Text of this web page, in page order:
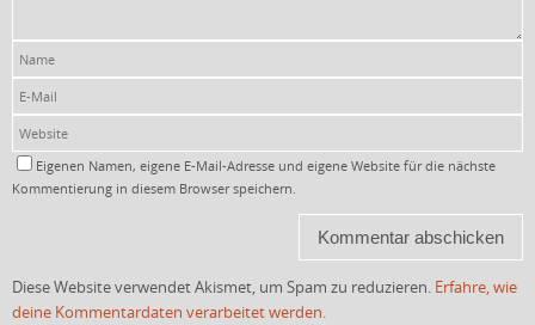
Eigenen Namen, eigene E-Mail-Adresse und eigene Website für die nächste
Kommentierung in diesem Browser speichern.
Diese Website verwendet Akismet, um Spam zu reduzieren. Erfahre, wie
deine Kommentardaten verarbeitet werden.